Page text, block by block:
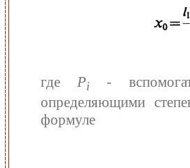
где Рi-
определяющими
формуле